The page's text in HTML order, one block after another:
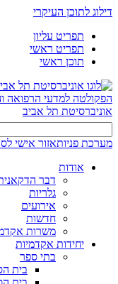
דילוג לתוכן העיקרי
תפריט עליון
תפריט ראשי
תוכן ראשי
הפקולטה למדעי הרפואה
אוניברסיטת תל אביב
מערכת פניותאזור אישי
אודות
דבר
גלריות
אירועים
חדשות
משרות
יחידות אקדמיות
בתי ספר
בית